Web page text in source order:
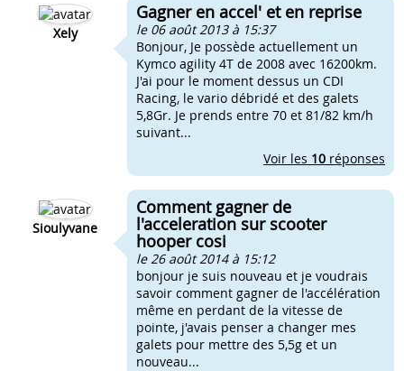
Xely
Gagner en accel' et en reprise
le 06 août 2013 à 15:37
Bonjour, Je possède actuellement un
Kymco agility 4T de 2008 avec 16200km.
J'ai pour le moment dessus un CDI
Racing, le vario débridé et des galets
5,8Gr. Je prends entre 70 et 81/82 km/h
suivant...
Voir les 10 réponses
Sioulyvane
Comment gagner de
l'acceleration sur scooter
hooper cosi
le 26 août 2014 à 15:12
bonjour je suis nouveau et je voudrais
savoir comment gagner de l'accélération
même en perdant de la vitesse de
pointe, j'avais penser a changer mes
galets pour mettre des 5,5g et un
nouveau...